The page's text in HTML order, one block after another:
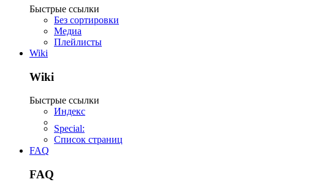
Быстрые ссылки
Без сортировки
Медиа
Плейлисты
Wiki
Wiki
Быстрые ссылки
Индекс
Special:
Список страниц
FAQ
FAQ